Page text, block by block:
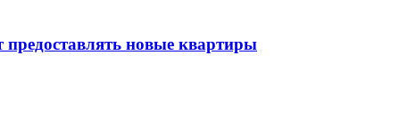
новые квартиры